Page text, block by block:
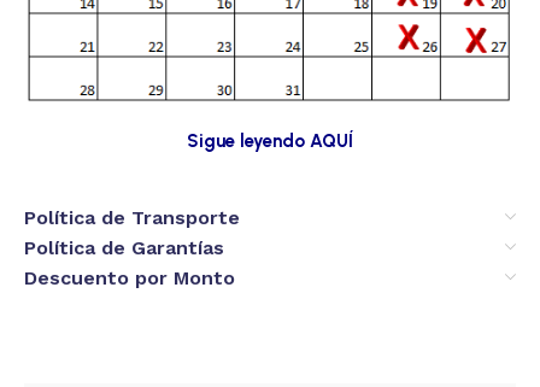
Sigue leyendo AQUÍ
Política de Transporte
Política de Garantías
Descuento por Monto